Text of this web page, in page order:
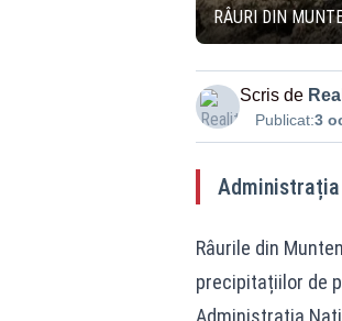
RÂURI DIN
Scris de
Publicat:3
Râurile din
precipitațiilor de
Administrația